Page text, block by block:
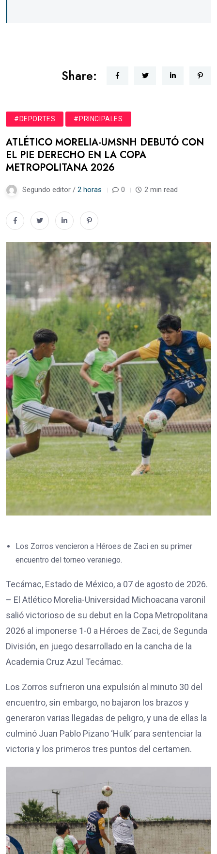
Share:
#DEPORTES #PRINCIPALES
ATLÉTICO MORELIA-UMSNH DEBUTÓ CON
EL PIE DERECHO EN LA COPA
METROPOLITANA 2026
Segundo editor / 2 horas 0 2 min read
Los Zorros vencieron a Héroes de Zaci en su primer
encuentro del torneo veraniego.
Tecámac, Estado de México, a 07 de agosto de 2026.
– El Atlético Morelia-Universidad Michoacana varonil
salió victorioso de su debut en la Copa Metropolitana
2026 al imponerse 1-0 a Héroes de Zaci, de Segunda
División, en juego desarrollado en la cancha de la
Academia Cruz Azul Tecámac.
Los Zorros sufrieron una expulsión al minuto 30 del
encuentro, sin embargo, no bajaron los brazos y
generaron varias llegadas de peligro, y una de ellas la
culminó Juan Pablo Pizano ‘Hulk’ para sentenciar la
victoria y los primeros tres puntos del certamen.